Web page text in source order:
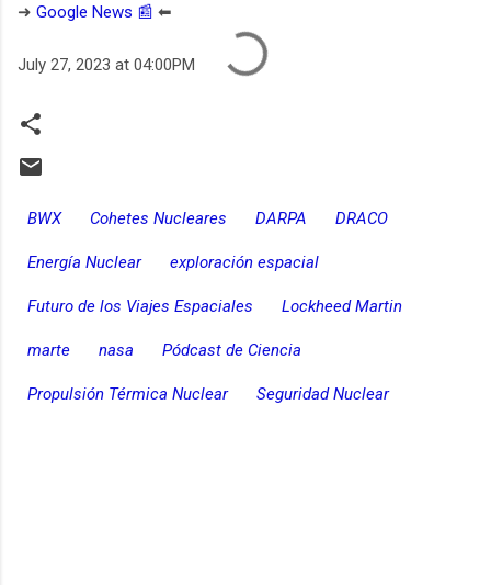
➜ Google News 📰 ⬅︎
July 27, 2023 at 04:00PM
BWX Cohetes Nucleares DARPA DRACO
Energía Nuclear exploración espacial
Futuro de los Viajes Espaciales Lockheed Martin
marte nasa Pódcast de Ciencia
Propulsión Térmica Nuclear Seguridad Nuclear